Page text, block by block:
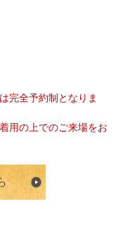
完全予約制となりま
用の上でのご来場をお